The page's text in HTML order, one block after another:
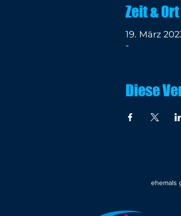
Zeit & Ort
19. März
-
Diese
ehemals